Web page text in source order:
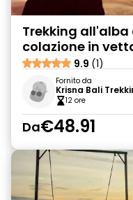
Trekking all'alba
colazione in
9.9 (1)
Fornito da
Krisna Bali
12 ore
Da€48.91